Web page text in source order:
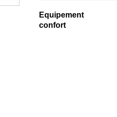
Equipement
confort